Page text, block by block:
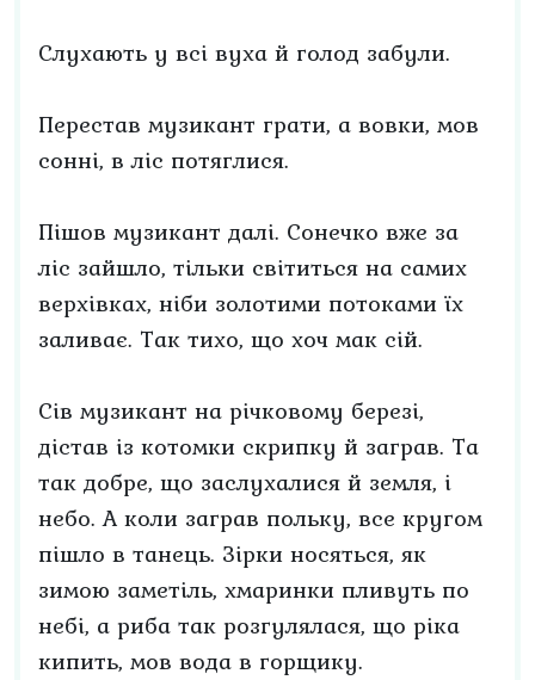
Слухають у всі вуха й голод забули.
Перестав музикант грати, а вовки, мов
сонні, в ліс потяглися.
Пішов музикант далі. Сонечко вже за
ліс зайшло, тільки світиться на самих
верхівках, ніби золотими потоками їх
заливає. Так тихо, що хоч мак сій.
Сів музикант на річковому березі,
дістав із котомки скрипку й заграв. Та
так добре, що заслухалися й земля, і
небо. А коли заграв польку, все кругом
пішло в танець. Зірки носяться, як
зимою заметіль, хмаринки пливуть по
небі, а риба так розгулялася, що ріка
кипить, мов вода в горщику.